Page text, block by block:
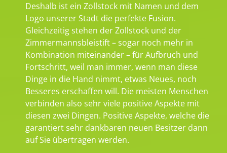
Deshalb ist ein Zollstock mit Namen und dem
Logo unserer Stadt die perfekte Fusion.
Gleichzeitig stehen der Zollstock und der
Zimmermannsbleistift – sogar noch mehr in
Kombination miteinander – für Aufbruch und
Fortschritt, weil man immer, wenn man diese
Dinge in die Hand nimmt, etwas Neues, noch
Besseres erschaffen will. Die meisten Menschen
verbinden also sehr viele positive Aspekte mit
diesen zwei Dingen. Positive Aspekte, welche die
garantiert sehr dankbaren neuen Besitzer dann
auf Sie übertragen werden.